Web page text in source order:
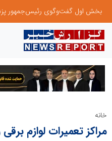
بخش اول گفت‌وگوی رئیس‌جمهور
خانه
مراکز تعمیرات لوازم